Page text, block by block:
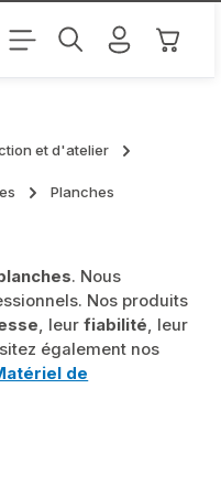
Le
et d'atelier
Planches
. Nous
Nos produits
, leurfiabilité, leur
également nos
de